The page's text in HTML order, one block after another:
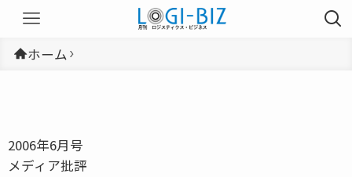
ホーム
2006年6月号
メディア批評